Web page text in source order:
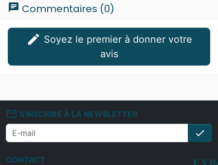
chat Commentaires (0)
edit
avis
mail_outline S'INSCRIRE À LA NEWSLETTER
check
CONTACT